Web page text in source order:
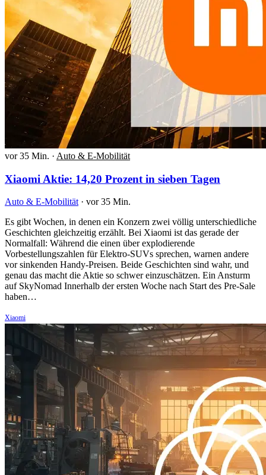
vor 35 Min. · Auto & E-Mobilität
Xiaomi Aktie: 14,20 Prozent in sieben Tagen
Auto & E-Mobilität · vor 35 Min.
Es gibt Wochen, in denen ein Konzern zwei völlig unterschiedliche
Geschichten gleichzeitig erzählt. Bei Xiaomi ist das gerade der
Normalfall: Während die einen über explodierende
Vorbestellungszahlen für Elektro-SUVs sprechen, warnen andere
vor sinkenden Handy-Preisen. Beide Geschichten sind wahr, und
genau das macht die Aktie so schwer einzuschätzen. Ein Ansturm
auf SkyNomad Innerhalb der ersten Woche nach Start des Pre-Sale
haben…
Xiaomi